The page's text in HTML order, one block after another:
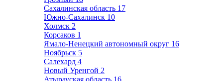
Сахалинская область 17
Южно-Сахалинск 10
Холмск 2
Корсаков 1
Ямало-Ненецкий автономный округ 16
Ноябрьск 5
Салехард 4
Новый Уренгой 2
Атырауская область 16